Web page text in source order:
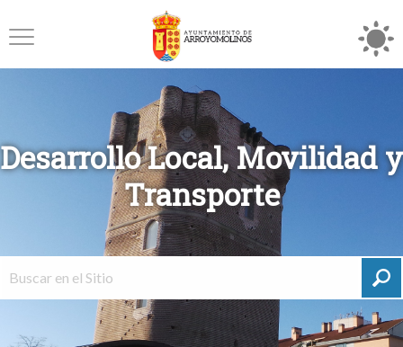
Desarrollo Local, Movilidad y
Transporte